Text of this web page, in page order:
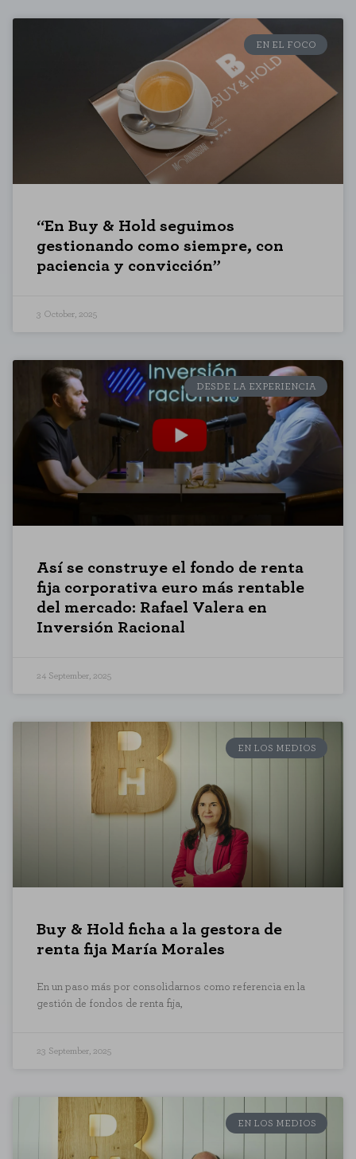
EN EL FOCO
“En Buy & Hold seguimos
gestionando como siempre, con
paciencia y convicción”
3 October, 2025
DESDE LA EXPERIENCIA
Así se construye el fondo de renta
fija corporativa euro más rentable
del mercado: Rafael Valera en
Inversión Racional
24 September, 2025
EN LOS MEDIOS
Buy & Hold ficha a la gestora de
renta fija María Morales
En un paso más por consolidarnos como referencia en la
gestión de fondos de renta fija,
23 September, 2025
EN LOS MEDIOS
Necessary Cookies
These cookies are necessary for the website to function and cannot be
disabled on our systems. You can set your browser to block or alert you
to these cookies, but some areas of the site will not function. These
cookies do not store any personally identifiable information.
Performance cookies
These cookies allow us to count visits and traffic sources so that we
can evaluate the performance of our site and improve it. They help us
to know which pages are the most and least visited, and how visitors
navigate the site. All information these cookies collect is aggregated and
SAVE CONFIGURATION